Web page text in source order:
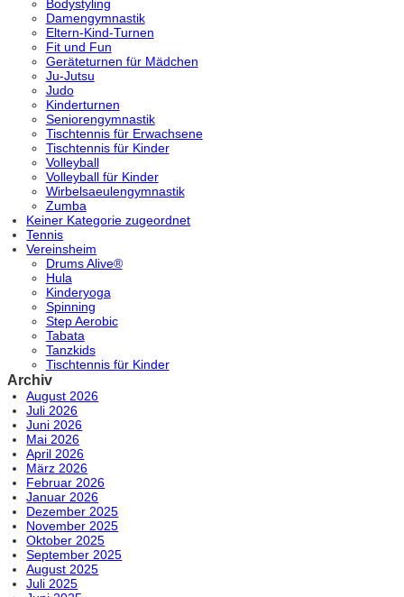
Bodystyling
Damengymnastik
Eltern-Kind-Turnen
Fit und Fun
Geräteturnen für Mädchen
Ju-Jutsu
Judo
Kinderturnen
Seniorengymnastik
Tischtennis für Erwachsene
Tischtennis für Kinder
Volleyball
Volleyball für Kinder
Wirbelsaeulengymnastik
Zumba
Keiner Kategorie zugeordnet
Tennis
Vereinsheim
Drums Alive®
Hula
Kinderyoga
Spinning
Step Aerobic
Tabata
Tanzkids
Tischtennis für Kinder
Archiv
August 2026
Juli 2026
Juni 2026
Mai 2026
April 2026
März 2026
Februar 2026
Januar 2026
Dezember 2025
November 2025
Oktober 2025
September 2025
August 2025
Juli 2025